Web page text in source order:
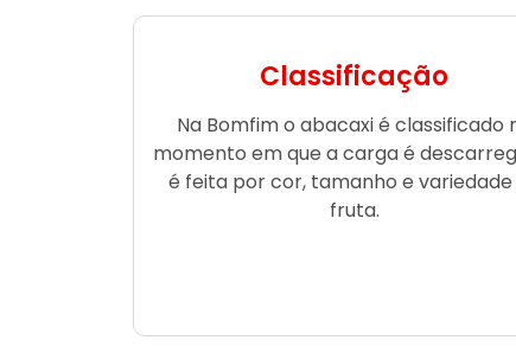
Classificação
Na Bomfim o abacaxi é classificado
momento em que a carga é
é feita por cor, tamanho e variedade
fruta.